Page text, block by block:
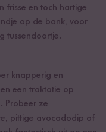
frisse en toch hartige
op de bank, voor
tussendoortje.
knapperig en
een traktatie op
Probeer ze
pittige avocadodip of